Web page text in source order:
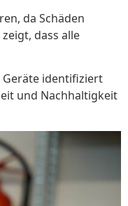
da Schäden
dass alle
Geräte identifiziert
und Nachhaltigkeit